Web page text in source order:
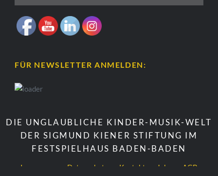
FÜR NEWSLETTER ANMELDEN:
DIE UNGLAUBLICHE KINDER-MUSIK-WELT
DER SIGMUND KIENER STIFTUNG IM
FESTSPIELHAUS BADEN-BADEN
Impressum Datenschutz Kontakt Jobs AGB